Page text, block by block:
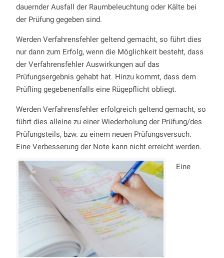
dauernder Ausfall der Raumbeleuchtung oder Kälte bei
der Prüfung gegeben sind.
Werden Verfahrensfehler geltend gemacht, so führt dies
nur dann zum Erfolg, wenn die Möglichkeit besteht, dass
der Verfahrensfehler Auswirkungen auf das
Prüfungsergebnis gehabt hat. Hinzu kommt, dass dem
Prüfling gegebenenfalls eine Rügepflicht obliegt.
Werden Verfahrensfehler erfolgreich geltend gemacht, so
führt dies alleine zu einer Wiederholung der Prüfung/des
Prüfungsteils, bzw. zu einem neuen Prüfungsversuch.
Eine Verbesserung der Note kann nicht erreicht werden.
Eine